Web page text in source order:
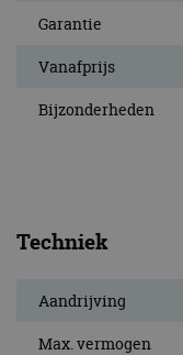
Garantie
Vanafprijs
Bijzonderheden
Techniek
Aandrijving
Max. vermogen